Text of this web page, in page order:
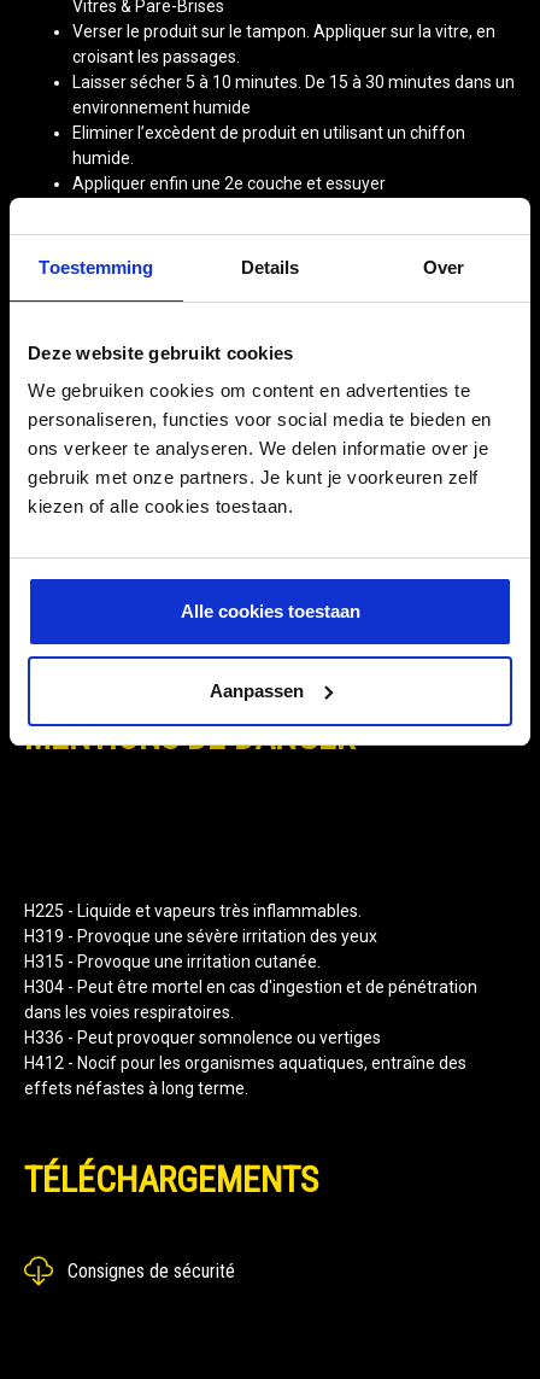
Toestemming Details Over
Deze website gebruikt cookies
We gebruiken cookies om content en advertenties te
personaliseren, functies voor social media te bieden en
ons verkeer te analyseren. We delen informatie over je
gebruik met onze partners. Je kunt je voorkeuren zelf
kiezen of alle cookies toestaan.
Alle cookies toestaan
Aanpassen
Vitres & Pare-Brises
Verser le produit sur le tampon. Appliquer sur la vitre, en
croisant les passages.
Laisser sécher 5 à 10 minutes. De 15 à 30 minutes dans un
environnement humide
Eliminer l’excèdent de produit en utilisant un chiffon
humide.
Appliquer enfin une 2e couche et essuyer
Ne pas toucher la surface pendant au moins 1 heure.
Contenu 114 ml
EAN 0070382011659
MENTIONS DE DANGER
H225 - Liquide et vapeurs très inflammables.
H319 - Provoque une sévère irritation des yeux
H315 - Provoque une irritation cutanée.
H304 - Peut être mortel en cas d'ingestion et de pénétration
dans les voies respiratoires.
H336 - Peut provoquer somnolence ou vertiges
H412 - Nocif pour les organismes aquatiques, entraîne des
effets néfastes à long terme.
TÉLÉCHARGEMENTS
Consignes de sécurité